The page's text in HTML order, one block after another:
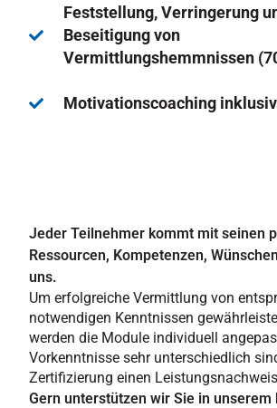
Feststellung, Verringerung
Beseitigung von
Vermittlungshemmnissen
Motivationscoaching
Jeder Teilnehmer kommt mit seinen
Ressourcen, Kompetenzen,
uns.
Um erfolgreiche Vermittlung von
notwendigen Kenntnissen
werden die Module individuell
Vorkenntnisse sehr unterschiedlich
Zertifizierung einen
Gern unterstützen wir Sie in unserem